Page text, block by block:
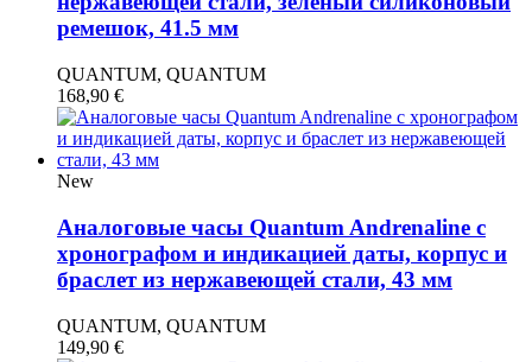
ремешок, 41.5 мм
QUANTUM, QUANTUM
168,90 €
New
Аналоговые часы Quantum Andrenaline с
хронографом и индикацией даты, корпус и
браслет из нержавеющей стали, 43 мм
QUANTUM, QUANTUM
149,90 €